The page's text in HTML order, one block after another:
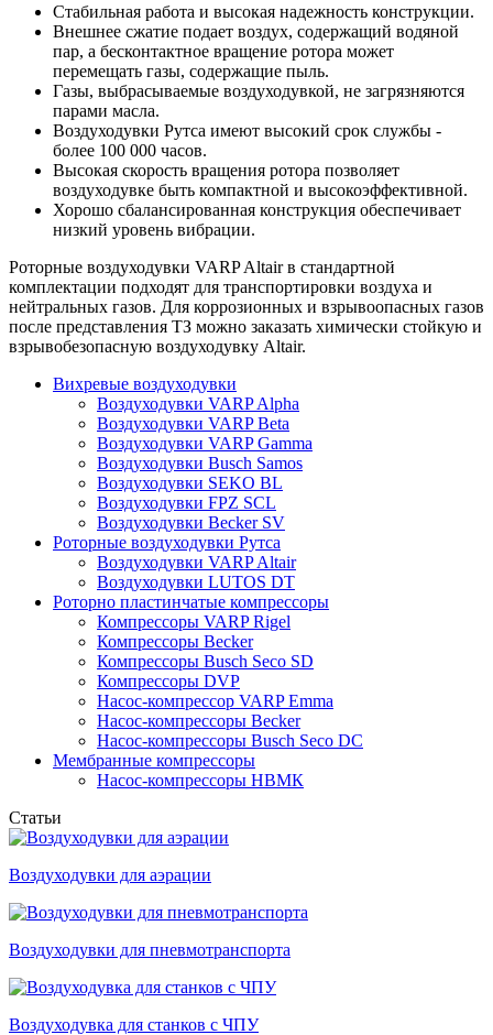
Стабильная работа и высокая надежность конструкции.
Внешнее сжатие подает воздух, содержащий водяной
пар, а бесконтактное вращение ротора может
перемещать газы, содержащие пыль.
Газы, выбрасываемые воздуходувкой, не загрязняются
парами масла.
Воздуходувки Рутса имеют высокий срок службы -
более 100 000 часов.
Высокая скорость вращения ротора позволяет
воздуходувке быть компактной и высокоэффективной.
Хорошо сбалансированная конструкция обеспечивает
низкий уровень вибрации.
Роторные воздуходувки VARP Altair в стандартной
комплектации подходят для транспортировки воздуха и
нейтральных газов. Для коррозионных и взрывоопасных газов
после представления ТЗ можно заказать химически стойкую и
взрывобезопасную воздуходувку Altair.
Вихревые воздуходувки
Воздуходувки VARP Alpha
Воздуходувки VARP Beta
Воздуходувки VARP Gamma
Воздуходувки Busch Samos
Воздуходувки SEKO BL
Воздуходувки FPZ SCL
Воздуходувки Becker SV
Роторные воздуходувки Рутса
Воздуходувки VARP Altair
Воздуходувки LUTOS DT
Роторно пластинчатые компрессоры
Компрессоры VARP Rigel
Компрессоры Becker
Компрессоры Busch Seco SD
Компрессоры DVP
Насос-компрессор VARP Emma
Насос-компрессоры Becker
Насос-компрессоры Busch Seco DC
Мембранные компрессоры
Насос-компрессоры НВМК
Статьи
Воздуходувки для аэрации
Воздуходувки для пневмотранспорта
Воздуходувка для станков с ЧПУ